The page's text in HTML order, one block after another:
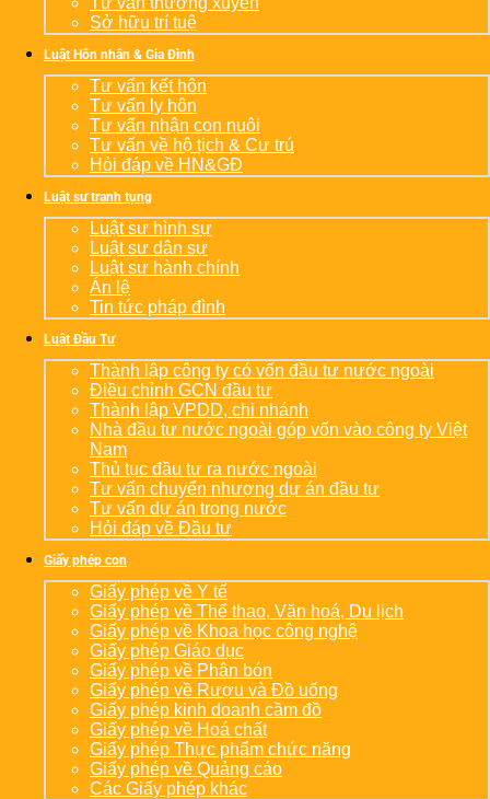
Sở hữu trí tuệ
Luật Hôn nhân & Gia Đình
Tư vấn kết hôn
Tư vấn ly hôn
Tư vấn nhận con nuôi
Tư vấn về hộ tịch & Cư trú
Hỏi đáp về HN&GĐ
Luật sư tranh tụng
Luật sư hình sự
Luật sư dân sự
Luật sư hành chính
Án lệ
Tin tức pháp đình
Luật Đầu Tư
Thành lập công ty có vốn đầu tư nước ngoài
Điều chỉnh GCN đầu tư
Thành lập VPDD, chi nhánh
Nhà đầu tư nước ngoài góp vốn vào công ty Việt
Nam
Thủ tục đầu tư ra nước ngoài
Tư vấn chuyển nhượng dự án đầu tư
Tư vấn dự án trong nước
Hỏi đáp về Đầu tư
Giấy phép con
Giấy phép về Y tế
Giấy phép về Thể thao, Văn hoá, Du lịch
Giấy phép về Khoa học công nghệ
Giấy phép Giáo dục
Giấy phép về Phân bón
Giấy phép về Rượu và Đồ uống
Giấy phép kinh doanh cầm đồ
Giấy phép về Hoá chất
Giấy phép Thực phẩm chức năng
Giấy phép về Quảng cáo
Các Giấy phép khác